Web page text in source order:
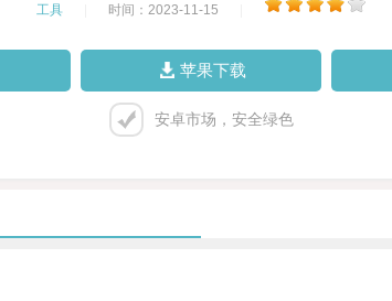
工具 时间：2023-11-15
苹果下载
安卓市场，安全绿色